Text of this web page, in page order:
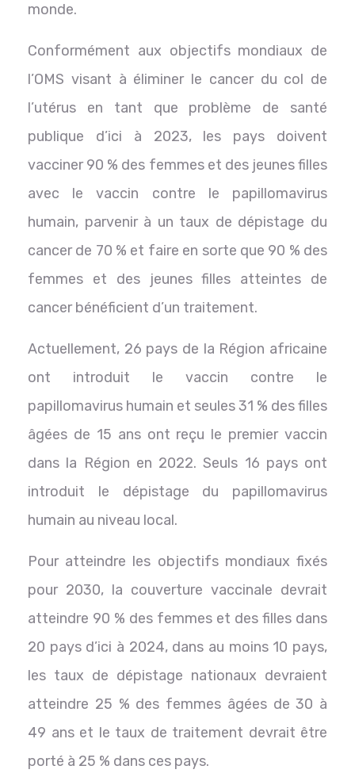
monde.
Conformément aux objectifs mondiaux de
l’OMS visant à éliminer le cancer du col de
l’utérus en tant que problème de santé
publique d’ici à 2023, les pays doivent
vacciner 90 % des femmes et des jeunes filles
avec le vaccin contre le papillomavirus
humain, parvenir à un taux de dépistage du
cancer de 70 % et faire en sorte que 90 % des
femmes et des jeunes filles atteintes de
cancer bénéficient d’un traitement.
Actuellement, 26 pays de la Région africaine
ont introduit le vaccin contre le
papillomavirus humain et seules 31 % des filles
âgées de 15 ans ont reçu le premier vaccin
dans la Région en 2022. Seuls 16 pays ont
introduit le dépistage du papillomavirus
humain au niveau local.
Pour atteindre les objectifs mondiaux fixés
pour 2030, la couverture vaccinale devrait
atteindre 90 % des femmes et des filles dans
20 pays d’ici à 2024, dans au moins 10 pays,
les taux de dépistage nationaux devraient
atteindre 25 % des femmes âgées de 30 à
49 ans et le taux de traitement devrait être
porté à 25 % dans ces pays.